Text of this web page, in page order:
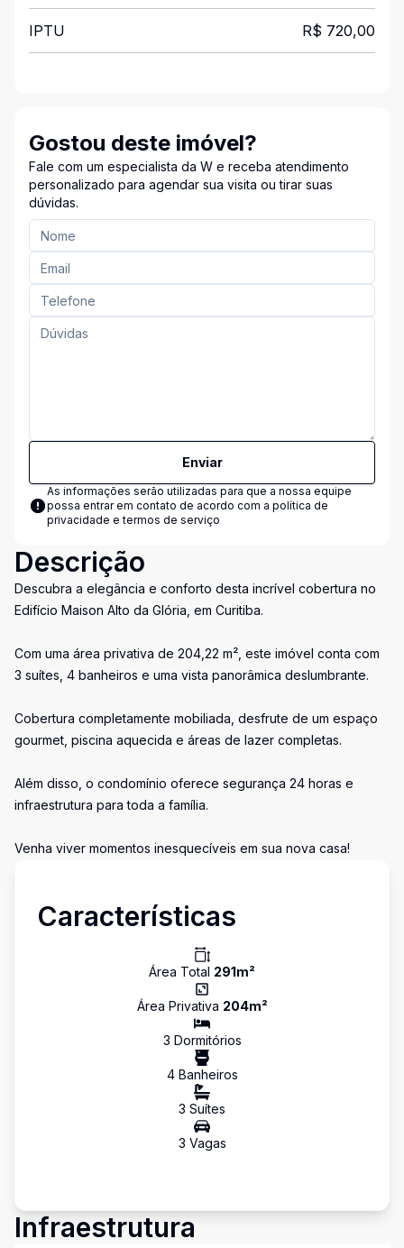
IPTU R$ 720,00
Gostou deste imóvel?
Fale com um especialista da W e receba atendimento
personalizado para agendar sua visita ou tirar suas
dúvidas.
Enviar
As informações serão utilizadas para que a nossa equipe
possa entrar em contato de acordo com a política de
privacidade e termos de serviço
Descrição
Descubra a elegância e conforto desta incrível cobertura no
Edifício Maison Alto da Glória, em Curitiba.
Com uma área privativa de 204,22 m², este imóvel conta com
3 suítes, 4 banheiros e uma vista panorâmica deslumbrante.
Cobertura completamente mobiliada, desfrute de um espaço
gourmet, piscina aquecida e áreas de lazer completas.
Além disso, o condomínio oferece segurança 24 horas e
infraestrutura para toda a família.
Venha viver momentos inesquecíveis em sua nova casa!
Características
Área Total 291m²
Área Privativa 204m²
3 Dormitórios
4Banheiros
3 Suítes
3 Vagas
Infraestrutura